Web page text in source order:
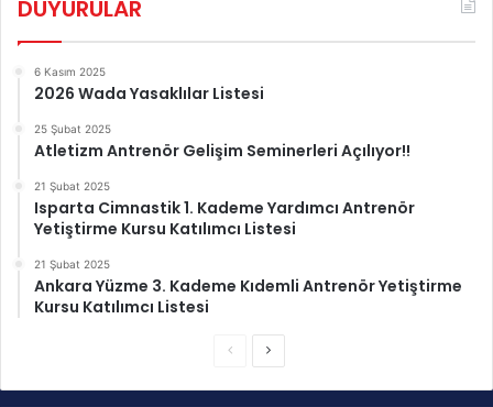
DUYURULAR
6 Kasım 2025
2026 Wada Yasaklılar Listesi
25 Şubat 2025
Atletizm Antrenör Gelişim Seminerleri Açılıyor!!
21 Şubat 2025
Isparta Cimnastik 1. Kademe Yardımcı Antrenör
Yetiştirme Kursu Katılımcı Listesi
21 Şubat 2025
Ankara Yüzme 3. Kademe Kıdemli Antrenör Yetiştirme
Kursu Katılımcı Listesi